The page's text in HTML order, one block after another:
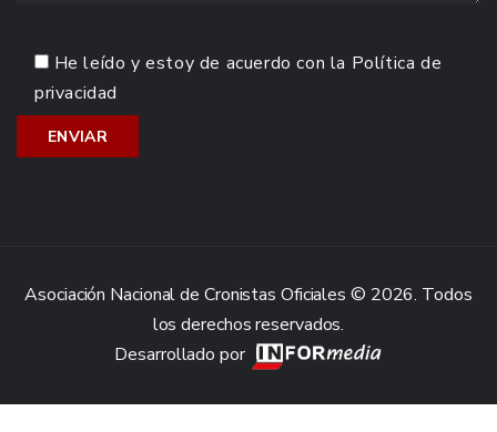
He leído y estoy de acuerdo con la Política de
privacidad
Asociación Nacional de Cronistas Oficiales © 2026. Todos
los derechos reservados.
Desarrollado por